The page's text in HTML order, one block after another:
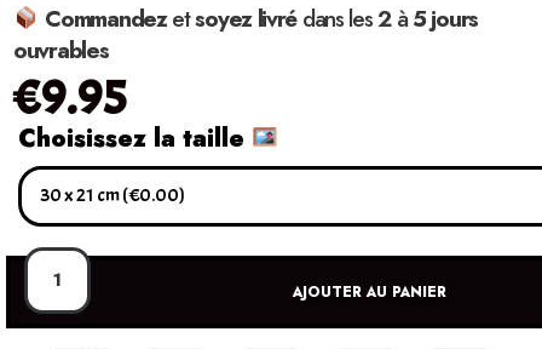
Commandezetsoyez livrédans les2à5 jours
ouvrables
€9.95
Choisissez la taille
AJOUTER AU PANIER